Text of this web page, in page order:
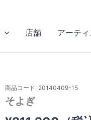
店舗 アーテ
商品コード: 20140409-15
そよぎ